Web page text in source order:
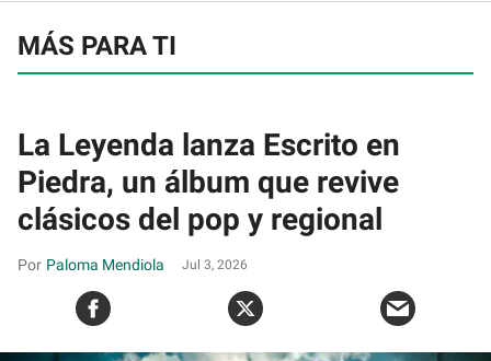
MÁS PARA TI
La Leyenda lanza Escrito en
Piedra, un álbum que revive
clásicos del pop y regional
Paloma Mendiola Jul 3, 2026